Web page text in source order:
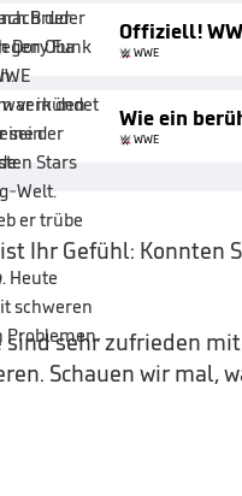
Offiziell!
WWE
Wie ein
WWE
Ihr Gefühl: Konnten
sind sehr zufrieden
Schauen wir mal,